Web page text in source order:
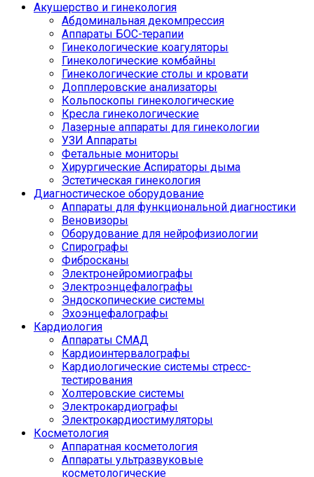
Акушерство и гинекология
Абдоминальная декомпрессия
Аппараты БОС-терапии
Гинекологические коагуляторы
Гинекологические комбайны
Гинекологические столы и кровати
Допплеровские анализаторы
Кольпоскопы гинекологические
Кресла гинекологические
Лазерные аппараты для гинекологии
УЗИ Аппараты
Фетальные мониторы
Хирургические Аспираторы дыма
Эстетическая гинекология
Диагностическое оборудование
Аппараты для функциональной диагностики
Веновизоры
Оборудование для нейрофизиологии
Спирографы
Фибросканы
Электронейромиографы
Электроэнцефалографы
Эндоскопические системы
Эхоэнцефалографы
Кардиология
Аппараты СМАД
Кардиоинтервалографы
Кардиологические системы стресс-
тестирования
Холтеровские системы
Электрокардиографы
Электрокардиостимуляторы
Косметология
Аппаратная косметология
Аппараты ультразвуковые
косметологические